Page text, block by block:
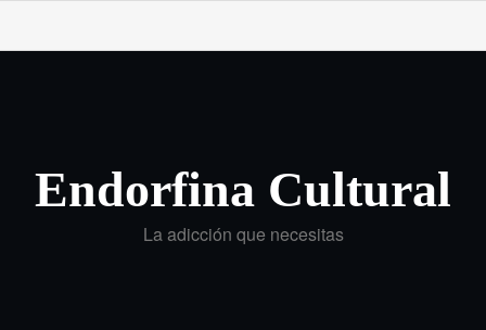
Endorfina Cultural
La adicción que necesitas